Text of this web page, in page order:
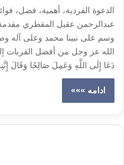
الدعوة الفردية، أهمية، فضل،
عبدالرحمن عقيل المقطري
وسم على نبينا محمد وعلى آله
الله عز وجل من أفضل القربات
دَعَا إِلَى اللَّهِ وَعَمِلَ صَالِحًا وَقَالَ
ادامه »»»